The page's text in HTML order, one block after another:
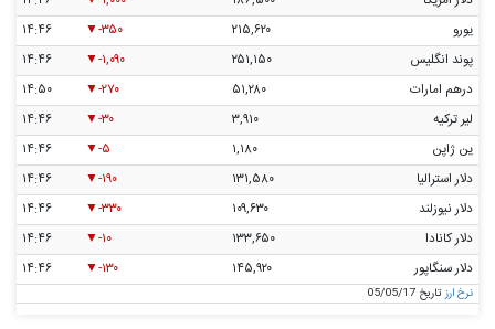
یورو
۲۱۵,۶۲۰ -۳۵۰
۱۴:۴۶
پوند انگلیس
۲۵۱,۱۵۰ -۱,۰۹۰
۱۴:۴۶
درهم امارات
۵۱,۲۸۰ -۲۷۰
۱۴:۵۰
لیر ترکیه
۳,۹۱۰ -۳۰
۱۴:۴۶
ین ژاپن
۱,۱۸۰ -۵
۱۴:۴۶
دلار استرالیا
۱۳۱,۵۸۰ -۱۹۰
۱۴:۴۶
دلار نیوزلند
۱۰۹,۶۳۰ -۳۳۰
۱۴:۴۶
دلار کانادا
۱۳۳,۶۵۰ -۱۰
۱۴:۴۶
دلار سنگاپور
۱۴۵,۹۲۰ -۱۳۰ ۱۴:۴۶
نرخ ارزتاریخ 05/05/17